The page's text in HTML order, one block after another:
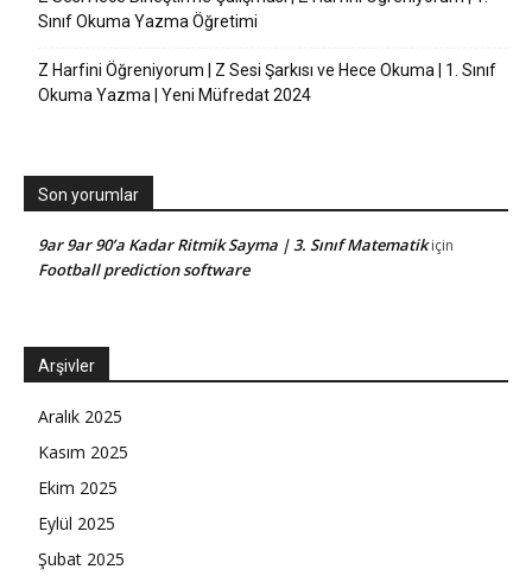
Sınıf Okuma Yazma Öğretimi
Z Harfini Öğreniyorum | Z Sesi Şarkısı ve Hece Okuma | 1. Sınıf
Okuma Yazma | Yeni Müfredat 2024
Son yorumlar
9ar 9ar 90’a Kadar Ritmik Sayma | 3. Sınıf Matematikiçin
Football prediction software
Arşivler
Aralık 2025
Kasım 2025
Ekim 2025
Eylül 2025
Şubat 2025